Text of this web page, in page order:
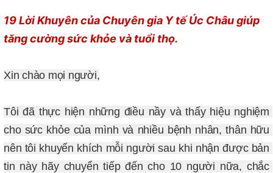
19 Lời Khuyên của Chuyên gia Y tế Úc Châu giúp
tăng cường sức khỏe và tuổi thọ.
Xin chào mọi người,
Tôi đã thực hiện những điều nầy và thấy hiệu nghiệm
cho sức khỏe của mình và nhiều bệnh nhân, thân hữu
nên tôi khuyến khích mỗi người sau khi nhận được bản
tin này hãy chuyển tiếp đến cho 10 người nữa, chắc